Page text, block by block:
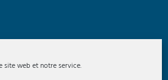
site web et notre service.